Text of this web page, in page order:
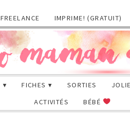
FREELANCE IMPRIME! (GRATUIT)
FICHES SORTIES
ACTIVITÉS
BÉBÉ